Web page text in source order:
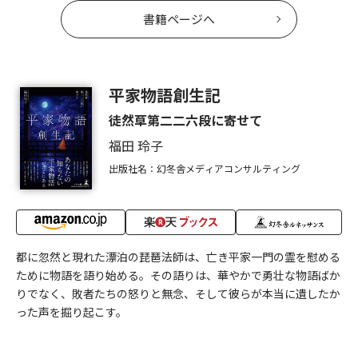
書籍ページへ
平家物語創生記
徒然草第二二六段に寄せて
福田 玲子
出版社名：幻冬舎メディアコンサルティング
都に忽然と現れた漂泊の琵琶法師は、亡き平家一門の霊を慰める
ために物語を語り始める。その語りは、華やかで勇壮な物語ばか
りでなく、敗者たちの怒りと無念、そして彼らが本当に遺したか
った声を掘り起こす。